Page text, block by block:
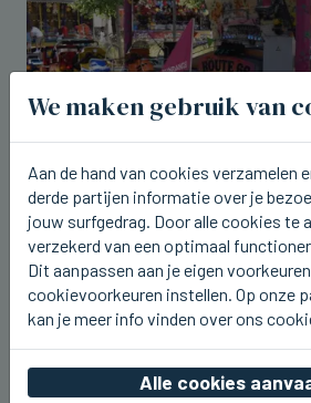
BEERNEM
Dit weekend kermis
van Beernem
vr 07 augustus 2026, 20:17
We maken gebruik van
Aan de hand van cookies verzamelen
derde partijen informatie over je
jouw surfgedrag. Door alle cookies te
verzekerd van een optimaal
Dit aanpassen aan je eigen
cookievoorkeuren instellen. Op onze
kan je meer info vinden over ons
Alle cookies